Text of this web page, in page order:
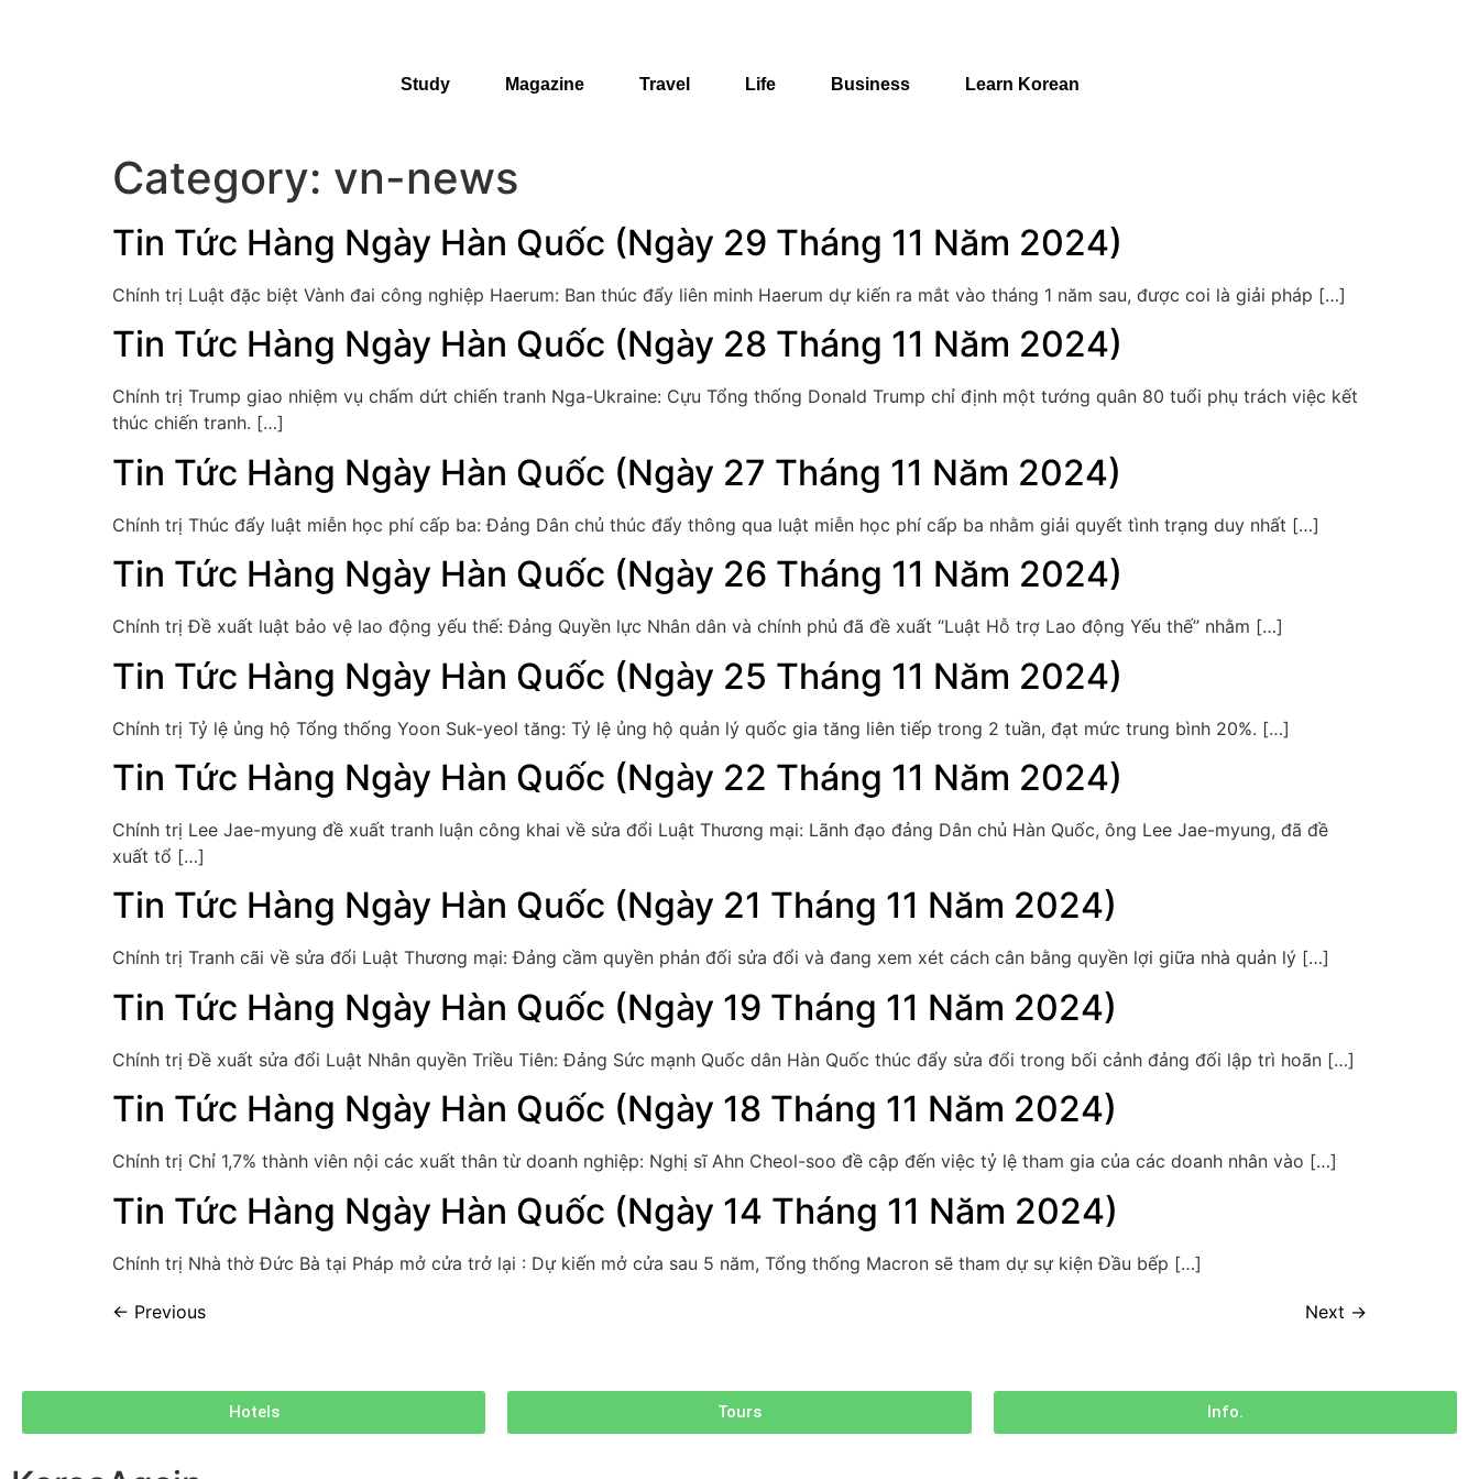
Study Magazine Travel Life Business Learn Korean
Category: vn-news
Tin Tức Hàng Ngày Hàn Quốc (Ngày 29 Tháng 11 Năm 2024)
Chính trị Luật đặc biệt Vành đai công nghiệp Haerum: Ban thúc đẩy liên minh Haerum dự kiến ra mắt vào tháng 1 năm sau, được coi là giải pháp […]
Tin Tức Hàng Ngày Hàn Quốc (Ngày 28 Tháng 11 Năm 2024)
Chính trị Trump giao nhiệm vụ chấm dứt chiến tranh Nga-Ukraine: Cựu Tổng thống Donald Trump chỉ định một tướng quân 80 tuổi phụ trách việc kết
thúc chiến tranh. […]
Tin Tức Hàng Ngày Hàn Quốc (Ngày 27 Tháng 11 Năm 2024)
Chính trị Thúc đẩy luật miễn học phí cấp ba: Đảng Dân chủ thúc đẩy thông qua luật miễn học phí cấp ba nhằm giải quyết tình trạng duy nhất […]
Tin Tức Hàng Ngày Hàn Quốc (Ngày 26 Tháng 11 Năm 2024)
Chính trị Đề xuất luật bảo vệ lao động yếu thế: Đảng Quyền lực Nhân dân và chính phủ đã đề xuất “Luật Hỗ trợ Lao động Yếu thế” nhằm […]
Tin Tức Hàng Ngày Hàn Quốc (Ngày 25 Tháng 11 Năm 2024)
Chính trị Tỷ lệ ủng hộ Tổng thống Yoon Suk-yeol tăng: Tỷ lệ ủng hộ quản lý quốc gia tăng liên tiếp trong 2 tuần, đạt mức trung bình 20%. […]
Tin Tức Hàng Ngày Hàn Quốc (Ngày 22 Tháng 11 Năm 2024)
Chính trị Lee Jae-myung đề xuất tranh luận công khai về sửa đổi Luật Thương mại: Lãnh đạo đảng Dân chủ Hàn Quốc, ông Lee Jae-myung, đã đề
xuất tổ […]
Tin Tức Hàng Ngày Hàn Quốc (Ngày 21 Tháng 11 Năm 2024)
Chính trị Tranh cãi về sửa đổi Luật Thương mại: Đảng cầm quyền phản đối sửa đổi và đang xem xét cách cân bằng quyền lợi giữa nhà quản lý […]
Tin Tức Hàng Ngày Hàn Quốc (Ngày 19 Tháng 11 Năm 2024)
Chính trị Đề xuất sửa đổi Luật Nhân quyền Triều Tiên: Đảng Sức mạnh Quốc dân Hàn Quốc thúc đẩy sửa đổi trong bối cảnh đảng đối lập trì hoãn […]
Tin Tức Hàng Ngày Hàn Quốc (Ngày 18 Tháng 11 Năm 2024)
Chính trị Chỉ 1,7% thành viên nội các xuất thân từ doanh nghiệp: Nghị sĩ Ahn Cheol-soo đề cập đến việc tỷ lệ tham gia của các doanh nhân vào […]
Tin Tức Hàng Ngày Hàn Quốc (Ngày 14 Tháng 11 Năm 2024)
Chính trị Nhà thờ Đức Bà tại Pháp mở cửa trở lại : Dự kiến mở cửa sau 5 năm, Tổng thống Macron sẽ tham dự sự kiện Đầu bếp […]
← Previous Next →
Hotels Tours Info.